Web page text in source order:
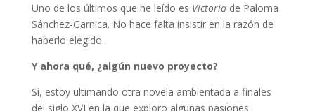
Uno de los últimos que he leído es Victoriade Paloma
Sánchez-Garnica. No hace falta insistir en la razón de
haberlo elegido.
Y ahora qué, ¿algún nuevo proyecto?
Sí, estoy ultimando otra novela ambientada a finales
del siglo XVI en la que exploro algunas pasiones